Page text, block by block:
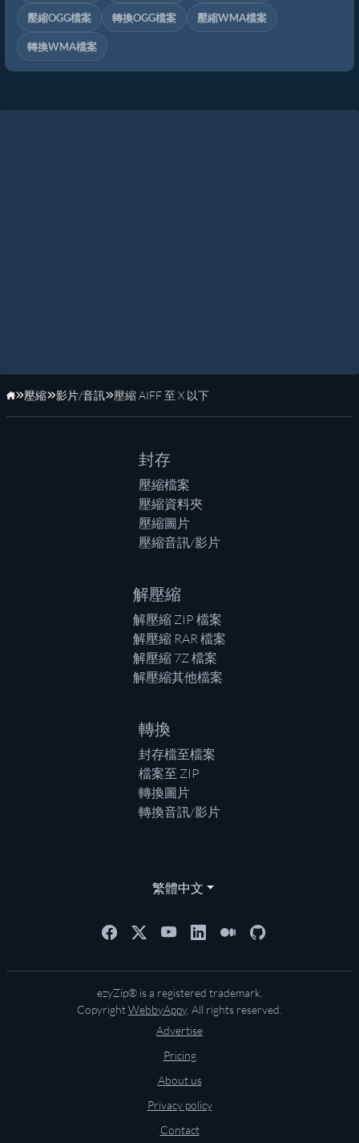
壓縮OGG檔案 轉換OGG檔案 壓縮WMA檔案
轉換WMA檔案
首頁
壓縮 影片/音訊 壓縮 AIFF 至 X 以下
封存
壓縮檔案
壓縮資料夾
壓縮圖片
壓縮音訊/影片
解壓縮
解壓縮 ZIP 檔案
解壓縮 RAR 檔案
解壓縮 7Z 檔案
解壓縮其他檔案
轉換
封存檔至檔案
檔案至 ZIP
轉換圖片
轉換音訊/影片
繁體中文
ezyZip® is a registered trademark.
CopyrightWebbyAppy. All rights reserved.
Advertise
Pricing
About us
Privacy policy
Contact